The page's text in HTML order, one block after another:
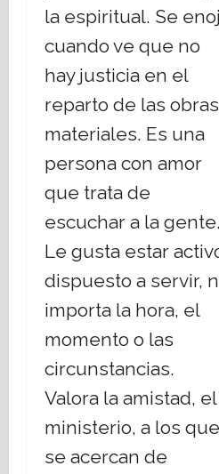
la espiritual. Se
cuando ve que no
hay justicia en el
reparto de las obras
materiales. Es una
persona con amor
que trata de
escuchar a la gente.
Le gusta estar
dispuesto a servir,
importa la hora, el
momento o las
circunstancias.
Valora la amistad, el
ministerio, a los que
se acercan de